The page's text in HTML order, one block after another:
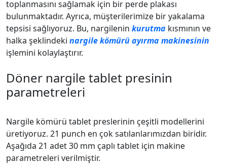
toplanmasını sağlamak için bir perde plakası
bulunmaktadır. Ayrıca, müşterilerimize bir yakalama
tepsisi sağlıyoruz. Bu, nargilenin kurutma kısmının ve
halka şeklindeki nargile kömürü ayırma makinesinin
işlemini kolaylaştırır.
Döner nargile tablet presinin
parametreleri
Nargile kömürü tablet preslerinin çeşitli modellerini
üretiyoruz. 21 punch en çok satılanlarımızdan biridir.
Aşağıda 21 adet 30 mm çaplı tablet için makine
parametreleri verilmiştir.